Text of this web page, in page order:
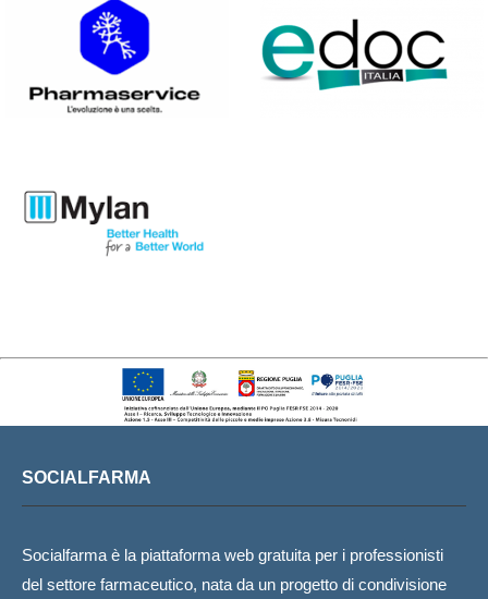
SOCIALFARMA
Socialfarma è la piattaforma web gratuita per i professionisti
del settore farmaceutico, nata da un progetto di condivisione